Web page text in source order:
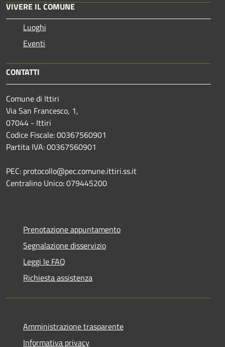
VIVERE IL COMUNE
Luoghi
Eventi
CONTATTI
Comune di Ittiri
Via San Francesco, 1,
07044 - Ittiri
Codice Fiscale: 00367560901
Partita IVA: 00367560901
PEC: protocollo@pec.comune.ittiri.ss.it
Centralino Unico: 079445200
Prenotazione appuntamento
Segnalazione disservizio
Leggi le FAQ
Richiesta assistenza
Amministrazione trasparente
Informativa privacy